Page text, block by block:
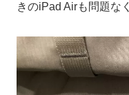
きのiPad Airも問題な